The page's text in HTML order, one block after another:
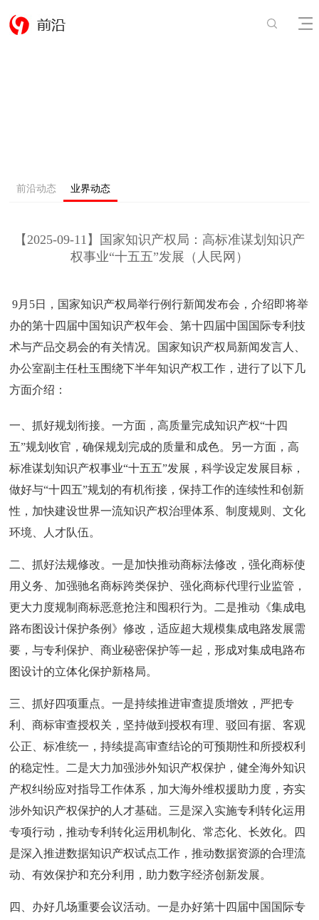
前沿动态 业界动态
【2025-09-11】国家知识产权局：高标准谋划知识产
权事业“十五五”发展（人民网）
9月5日，国家知识产权局举行例行新闻发布会，介绍即将举
办的第十四届中国知识产权年会、第十四届中国国际专利技
术与产品交易会的有关情况。国家知识产权局新闻发言人、
办公室副主任杜玉围绕下半年知识产权工作，进行了以下几
方面介绍：
一、抓好规划衔接。一方面，高质量完成知识产权“十四
五”规划收官，确保规划完成的质量和成色。另一方面，高
标准谋划知识产权事业“十五五”发展，科学设定发展目标，
做好与“十四五”规划的有机衔接，保持工作的连续性和创新
性，加快建设世界一流知识产权治理体系、制度规则、文化
环境、人才队伍。
二、抓好法规修改。一是加快推动商标法修改，强化商标使
用义务、加强驰名商标跨类保护、强化商标代理行业监管，
更大力度规制商标恶意抢注和囤积行为。二是推动《集成电
路布图设计保护条例》修改，适应超大规模集成电路发展需
要，与专利保护、商业秘密保护等一起，形成对集成电路布
图设计的立体化保护新格局。
三、抓好四项重点。一是持续推进审查提质增效，严把专
利、商标审查授权关，坚持做到授权有理、驳回有据、客观
公正、标准统一，持续提高审查结论的可预期性和所授权利
的稳定性。二是大力加强涉外知识产权保护，健全海外知识
产权纠纷应对指导工作体系，加大海外维权援助力度，夯实
涉外知识产权保护的人才基础。三是深入实施专利转化运用
专项行动，推动专利转化运用机制化、常态化、长效化。四
是深入推进数据知识产权试点工作，推动数据资源的合理流
动、有效保护和充分利用，助力数字经济创新发展。
四、办好几场重要会议活动。一是办好第十四届中国国际专